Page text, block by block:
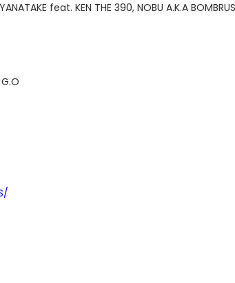
feat. KEN THE 390, NOBU A.K.A